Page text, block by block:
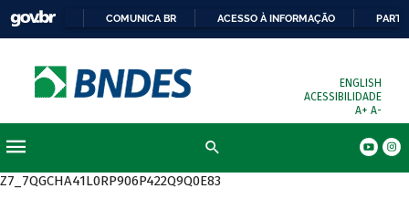
COMUNICA BR ACESSO À INFORMAÇÃO
ENGLISH
ACESSIBILIDADE
A+ A-
Z7_7QGCHA41L0RP906P422Q9Q0E83